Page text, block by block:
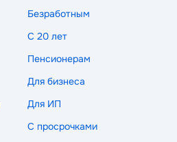
Безработным
С 20 лет
Пенсионерам
Для бизнеса
Для ИП
С просрочками